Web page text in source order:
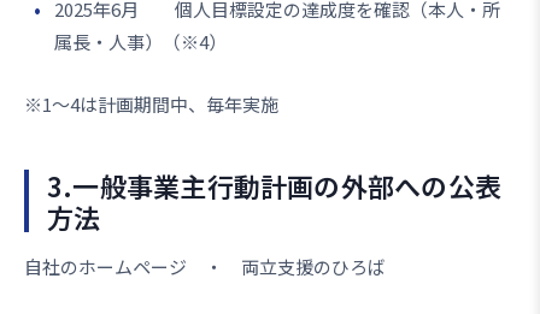
2025年6月 個人目標設定の達成度を確認（本人・所
属長・人事）（※4）
※1～4は計画期間中、毎年実施
3.一般事業主行動計画の外部への公表
方法
自社のホームページ ・ 両立支援のひろば